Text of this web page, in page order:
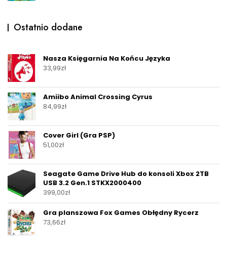
Ostatnio dodane
Nasza Księgarnia Na Końcu Języka
33,99zł
Amiibo Animal Crossing Cyrus
84,99zł
Cover Girl (Gra PSP)
51,00zł
Seagate Game Drive Hub do konsoli Xbox 2TB
USB 3.2 Gen.1 STKX2000400
399,00zł
Gra planszowa Fox Games Obłędny Rycerz
73,66zł